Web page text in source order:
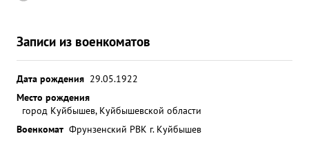
Записи из военкоматов
Дата рождения 29.05.1922
Место рождения
город Куйбышев, Куйбышевской области
Военкомат Фрунзенский РВК г. Куйбышев